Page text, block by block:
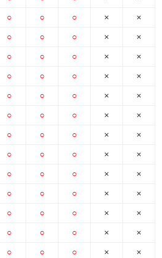
スタッフ紹介
お知らせ
来店予約
○
○
○
○
○
○
○
○
○
○
○
○
○
○
○
○
○
○
○
○
○
○
○
○
○
○
○
○
○
○
○
○
○
○
○
○
○
○
○
×
×
×
×
×
×
×
×
×
×
×
×
×
×
×
×
×
×
×
×
×
×
×
×
×
×